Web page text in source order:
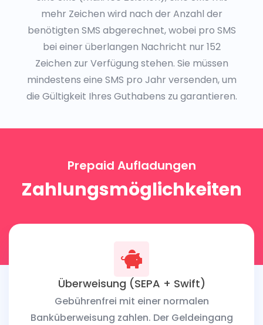
mehr Zeichen wird nach der Anzahl der
benötigten SMS abgerechnet, wobei pro SMS
bei einer überlangen Nachricht nur 152
Zeichen zur Verfügung stehen. Sie müssen
mindestens eine SMS pro Jahr versenden, um
die Gültigkeit Ihres Guthabens zu garantieren.
Prepaid Aufladungen
Zahlungsmöglichkeiten
Überweisung (SEPA + Swift)
Gebührenfrei mit einer normalen
Banküberweisung zahlen. Der Geldeingang